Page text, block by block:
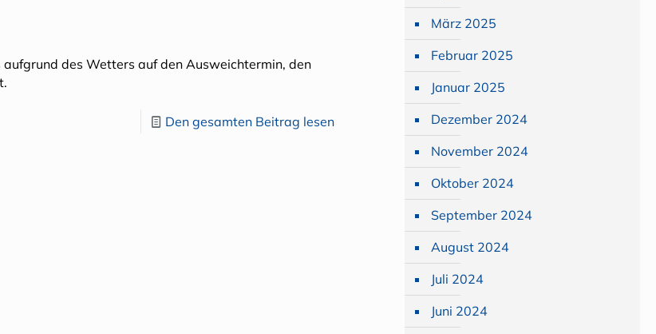
des Wetters auf den Ausweichtermin, den
Den gesamten Beitrag lesen
März 2025
Februar 2025
Januar 2025
Dezember 2024
November 2024
Oktober 2024
September 2024
August 2024
Juli 2024
Juni 2024